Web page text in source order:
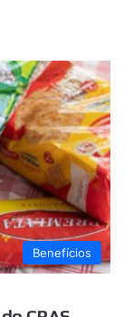
Benefícios